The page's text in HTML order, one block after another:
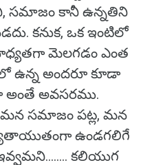
సమాజం కానీ ఉన్నతిని
కనుక, ఒక ఇంటిలో
మెలగడం ఎంత
అందరూ కూడా
అవసరము.
మన సమాజం పట్ల, మన
ఉండగలిగే
కలియుగ